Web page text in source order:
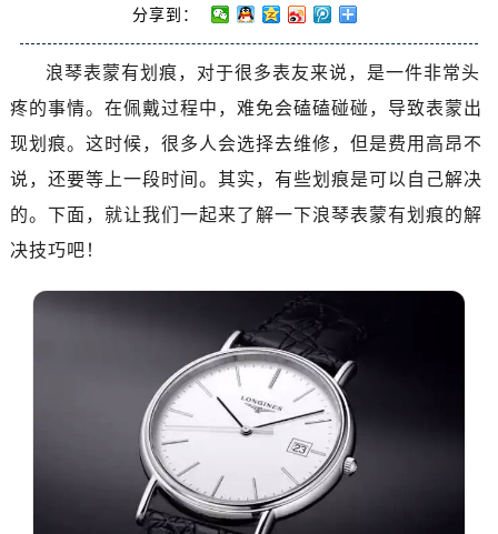
分享到：
浪琴表蒙有划痕，对于很多表友来说，是一件非常头
疼的事情。在佩戴过程中，难免会磕磕碰碰，导致表蒙出
现划痕。这时候，很多人会选择去维修，但是费用高昂不
说，还要等上一段时间。其实，有些划痕是可以自己解决
的。下面，就让我们一起来了解一下浪琴表蒙有划痕的解
决技巧吧！